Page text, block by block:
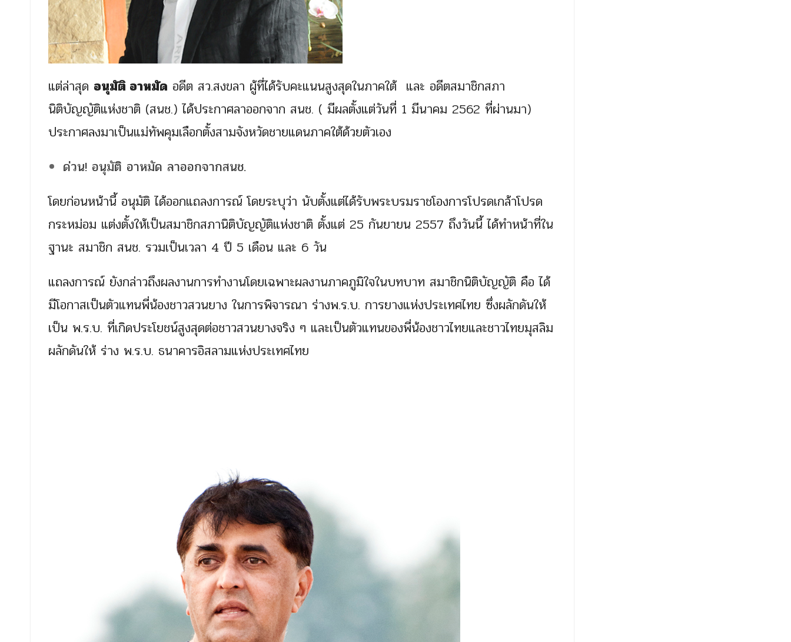
แต่ล่าสุด อนุมัติ อาหมัด อดีต สว.สงขลา ผู้ที่ได้รับคะแนนสูงสุดในภาคใต้ และ อดีตสมาชิกสภา
นิติบัญญัติแห่งชาติ (สนช.) ได้ประกาศลาออกจาก สนช. ( มีผลตั้งแต่วันที่ 1 มีนาคม 2562 ที่ผ่านมา)
ประกาศลงมาเป็นแม่ทัพคุมเลือกตั้งสามจังหวัดชายแดนภาคใต้ด้วยตัวเอง
ด่วน! อนุมัติ อาหมัด ลาออกจากสนช.
โดยก่อนหน้านี้ อนุมัติ ได้ออกแถลงการณ์ โดยระบุว่า นับตั้งแต่ได้รับพระบรมราชโองการโปรดเกล้าโปรด
กระหม่อม แต่งตั้งให้เป็นสมาชิกสภานิติบัญญัติแห่งชาติ ตั้งแต่ 25 กันยายน 2557 ถึงวันนี้ ได้ทำหน้าที่ใน
ฐานะ สมาชิก สนช. รวมเป็นเวลา 4 ปี 5 เดือน และ 6 วัน
แถลงการณ์ ยังกล่าวถึงผลงานการทำงานโดยเฉพาะผลงานภาคภูมิใจในบทบาท สมาชิกนิติบัญญัติ คือ ได้
มีโอกาสเป็นตัวแทนพี่น้องชาวสวนยาง ในการพิจารณา ร่างพ.ร.บ. การยางแห่งประเทศไทย ซึ่งผลักดันให้
เป็น พ.ร.บ. ที่เกิดประโยชน์สูงสุดต่อชาวสวนยางจริง ๆ และเป็นตัวแทนของพี่น้องชาวไทยและชาวไทยมุสลิม
ผลักดันให้ ร่าง พ.ร.บ. ธนาคารอิสลามแห่งประเทศไทย